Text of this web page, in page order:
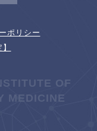
ポリシー
OF
MEDICINE